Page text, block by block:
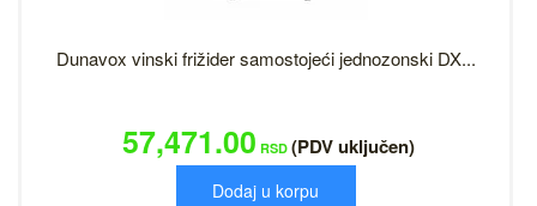
Dunavox vinski frižider samostojeći jednozonski DX...
57,471.00 RSD (PDV uključen)
Dodaj u korpu